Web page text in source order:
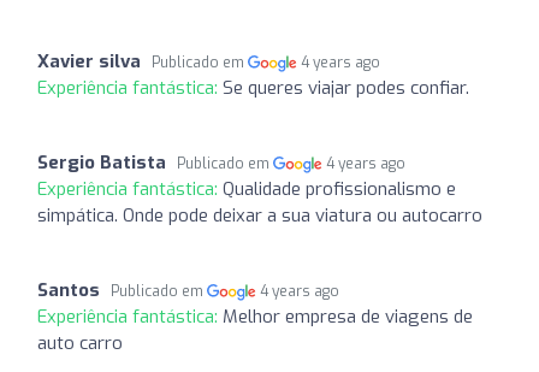
Xavier silva Publicado em 4 years ago
Experiência fantástica: Se queres viajar podes confiar.
Sergio Batista Publicado em 4 years ago
Experiência fantástica: Qualidade profissionalismo e
simpática. Onde pode deixar a sua viatura ou autocarro
Santos Publicado em 4 years ago
Experiência fantástica: Melhor empresa de viagens de
auto carro